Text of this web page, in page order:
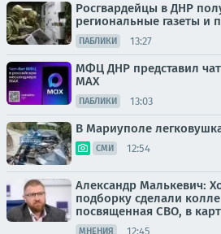
Росгвардейцы в ДНР
региональные газеты и
ПАБЛИКИ 13:27
МФЦ ДНР представил
MAX
ПАБЛИКИ 13:03
В Мариуполе
СМИ 12:54
Александр Малькевич:
подборку сделали
посвященная СВО, в
МНЕНИЯ 12:45